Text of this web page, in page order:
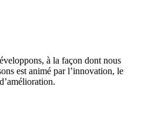
à la façon dont nous
est animé par l’innovation, le